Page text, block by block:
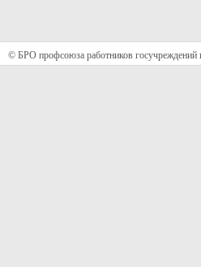
© БРО профсоюза работников госучреждений